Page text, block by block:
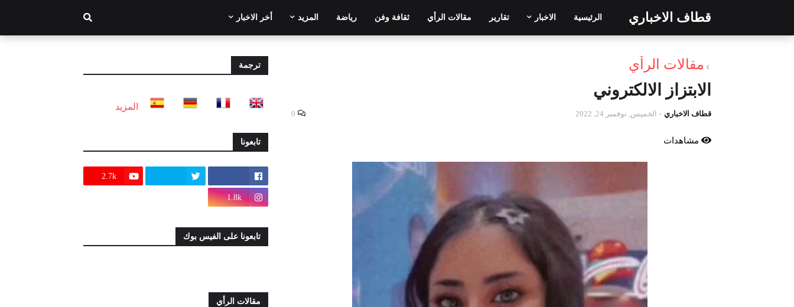
قطاف الاخباري الرئيسية الاخبار تقارير مقالات الرأي ثقافة وفن رياضة المزيد أخر الاخبار
مقالات الرأي
الابتزاز الالكتروني
قطاف الاخباري - الخميس, نوفمبر 24, 2022 0
مشاهدات
ترجمة
المزيد
تابعونا
2.7k
1.8k
تابعونا على الفيس بوك
مقالات الرأي